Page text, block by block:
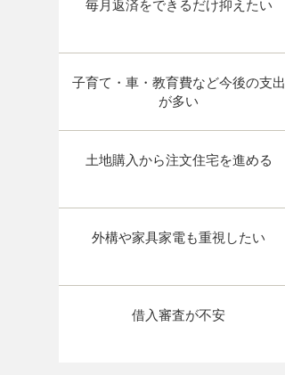
毎月返済をできるだけ抑えたい
子育て・車・教育費など今後の支出
が多い
土地購入から注文住宅を進める
外構や家具家電も重視したい
借入審査が不安